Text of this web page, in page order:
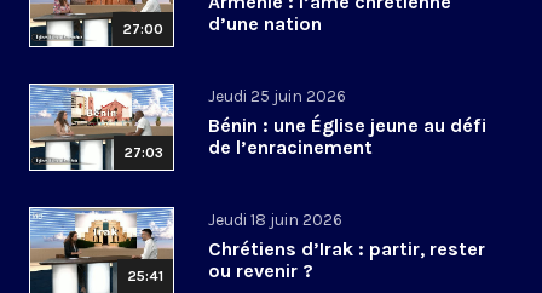
27:00
d’une nation
27:03
Jeudi 25 juin 2026
Bénin : une Église jeune au défi
de l’enracinement
25:41
Jeudi 18 juin 2026
Chrétiens d’Irak : partir, rester
ou revenir ?